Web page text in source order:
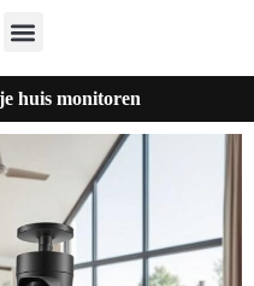
huis monitoren